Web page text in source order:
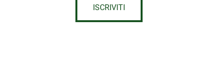
ISCRIVITI